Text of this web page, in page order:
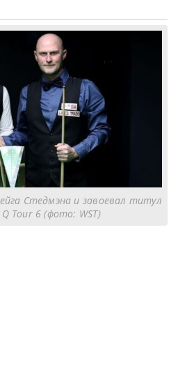
Стедмэна и завоевал титул
Tour 6 (фото: WST)